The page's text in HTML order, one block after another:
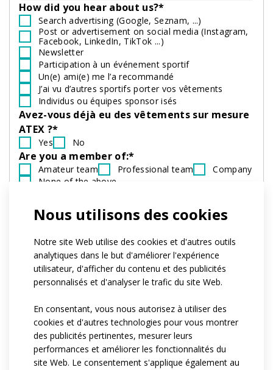
Nous utilisons des cookies
Notre site Web utilise des cookies et d'autres outils
analytiques dans le but d'améliorer l'expérience
utilisateur, d'afficher du contenu et des publicités
personnalisés et d'analyser le trafic du site Web.
En consentant, vous nous autorisez à utiliser des
cookies et d'autres technologies pour vous montrer
des publicités pertinentes, mesurer leurs
performances et améliorer les fonctionnalités du
site Web. Le consentement s'applique également au
How did you hear about us?*
Search advertising (Google, Seznam, ...)
Post or advertisement on social media (Instagram,
Facebook, LinkedIn, TikTok ...)
Newsletter
Participation à un événement sportif
Un(e) ami(e) me l’a recommandé
J’ai vu d’autres sportifs porter vos vêtements
Individus ou équipes sponsor isés
Avez-vous déjà eu des vêtements sur mesure
ATEX ?*
Yes No
Are you a member of:*
Amateur team Professional team
Company
None of the above
name?
Quel est le nombre approximatif de
personnes pour lesquelles nous produirions
les vêtements ?*
1-4 5-10 11-50
plus de 50
centaines de pièces
Quand auriez-vous besoin que nous
commencions la production ?*
Immédiatement
Dans les 3-6 prochains mois
Je n’ai pas encore d’idée
Would you like to tell us more details?